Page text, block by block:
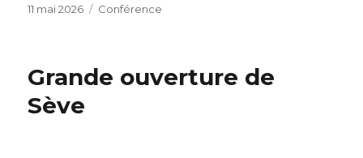
Publié
11 mai 2026 Catégories
Conférence
Grande ouverture de
Sève